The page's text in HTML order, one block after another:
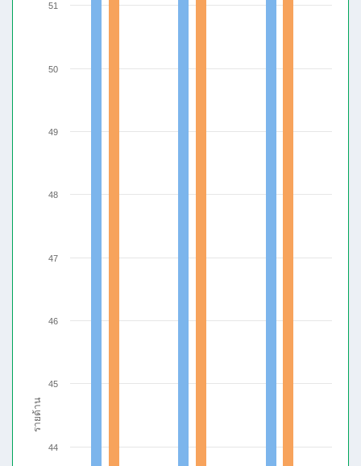
รายด้าน
50
44
45
46
47
48
49
51